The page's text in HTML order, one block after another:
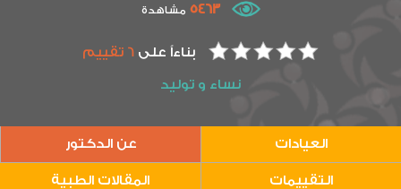
5463 مشاهدة
بناءاً على6 تقييم
نساء و توليد
العيادات عن الدكتور
التقييمات المقالات الطبية